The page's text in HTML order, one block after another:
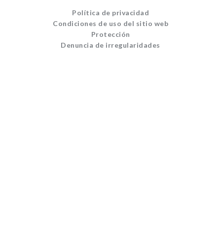
Política de privacidad
Condiciones de uso del sitio web
Protección
Denuncia de irregularidades